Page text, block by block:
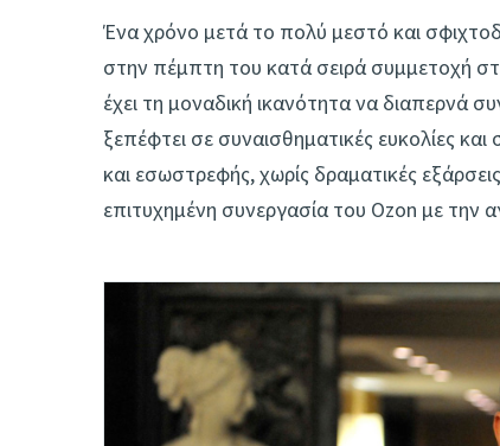
Ένα χρόνο μετά το πολύ μεστό και
στην πέμπτη του κατά σειρά συμμετοχή
έχει τη μοναδική ικανότητα να διαπερνά
ξεπέφτει σε συναισθηματικές ευκολίες
και εσωστρεφής, χωρίς δραματικές
επιτυχημένη συνεργασία του Ozon με